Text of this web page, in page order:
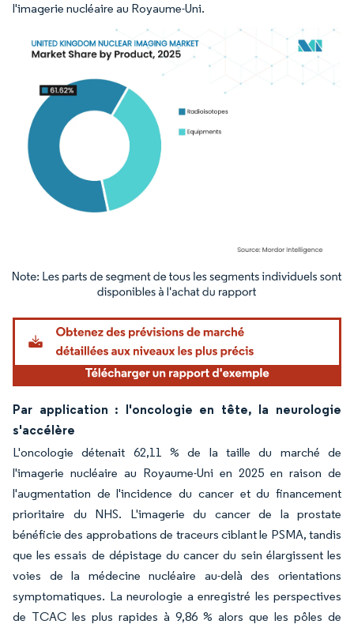
l'imagerie nucléaire au Royaume-Uni.
Image © Mordor Intelligence. La réutilisation nécessite une attribution sous CC BY
Par application : l'oncologie en tête, la neurologie
s'accélère
L'oncologie détenait 62,11 % de la taille du marché de
l'imagerie nucléaire au Royaume-Uni en 2025 en raison de
l'augmentation de l'incidence du cancer et du financement
prioritaire du NHS. L'imagerie du cancer de la prostate
bénéficie des approbations de traceurs ciblant le PSMA, tandis
que les essais de dépistage du cancer du sein élargissent les
voies de la médecine nucléaire au-delà des orientations
symptomatiques. La neurologie a enregistré les perspectives
de TCAC les plus rapides à 9,86 % alors que les pôles de